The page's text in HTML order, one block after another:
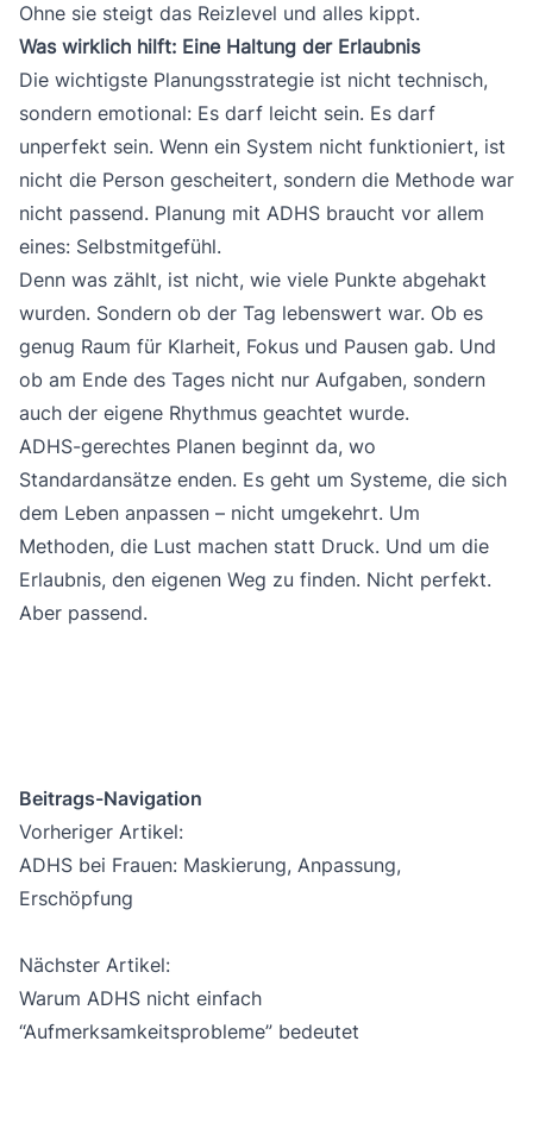
Ohne sie steigt das Reizlevel und alles kippt.
Was wirklich hilft: Eine Haltung der Erlaubnis
Die wichtigste Planungsstrategie ist nicht technisch,
sondern emotional: Es darf leicht sein. Es darf
unperfekt sein. Wenn ein System nicht funktioniert, ist
nicht die Person gescheitert, sondern die Methode war
nicht passend. Planung mit ADHS braucht vor allem
eines: Selbstmitgefühl.
Denn was zählt, ist nicht, wie viele Punkte abgehakt
wurden. Sondern ob der Tag lebenswert war. Ob es
genug Raum für Klarheit, Fokus und Pausen gab. Und
ob am Ende des Tages nicht nur Aufgaben, sondern
auch der eigene Rhythmus geachtet wurde.
ADHS-gerechtes Planen beginnt da, wo
Standardansätze enden. Es geht um Systeme, die sich
dem Leben anpassen – nicht umgekehrt. Um
Methoden, die Lust machen statt Druck. Und um die
Erlaubnis, den eigenen Weg zu finden. Nicht perfekt.
Aber passend.
Beitrags-Navigation
Vorheriger Artikel:
ADHS bei Frauen: Maskierung, Anpassung,
Erschöpfung
Nächster Artikel:
Warum ADHS nicht einfach
“Aufmerksamkeitsprobleme” bedeutet